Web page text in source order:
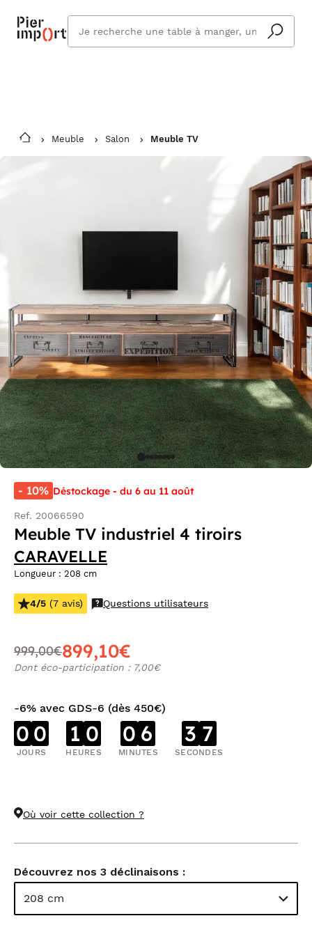
Vous êtes absent ? Pier Import s'adapte
et vous livre à votre retour.
En savoir plus
cherchez
vous ?
Meuble Salon Meuble TV
- 10% Déstockage - du 6 au 11 août
Ref. 20066590
Meuble TV industriel 4 tiroirs
CARAVELLE
Longueur : 208 cm
4/5 (7 avis) Questions utilisateurs
999,00€899,10€
Dont éco-participation : 7,00€
-6% avec GDS-6 (dès 450€)
0 0
JOURS
1 0
HEURES
0 6
MINUTES
3 6
SECONDES
Où voir cette collection ?
Découvrez nos 3 déclinaisons :
208 cm